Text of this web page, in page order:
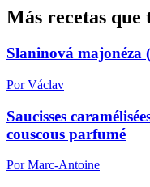
Más recetas que
Slaninová
Por Václav
Saucisses
couscous parfumé
Por Marc-Antoine